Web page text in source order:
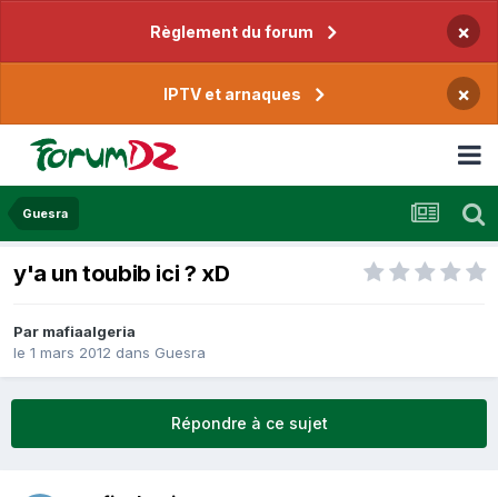
Règlement du forum ×
IPTV et arnaques ×
Guesra
y'a un toubib ici ? xD
Par mafiaalgeria
le 1 mars 2012 dans Guesra
Répondre à ce sujet